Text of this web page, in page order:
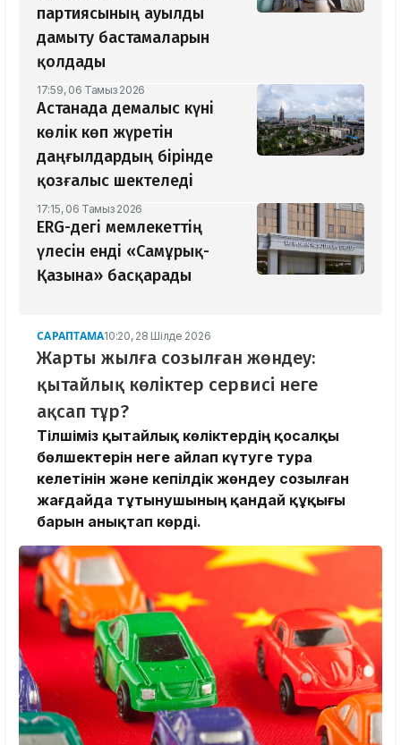
партиясының ауылды
дамыту бастамаларын
қолдады
17:59, 06 Тамыз 2026
Астанада демалыс күні
көлік көп жүретін
даңғылдардың бірінде
қозғалыс шектеледі
17:15, 06 Тамыз 2026
ERG-дегі мемлекеттің
үлесін енді «Самұрық-
Қазына» басқарады
САРАПТАМА10:20, 28 Шілде 2026
Жарты жылға созылған жөндеу:
қытайлық көліктер сервисі неге
ақсап тұр?
Тілшіміз қытайлық көліктердің қосалқы
бөлшектерін неге айлап күтуге тура
келетінін және кепілдік жөндеу созылған
жағдайда тұтынушының қандай құқығы
барын анықтап көрді.